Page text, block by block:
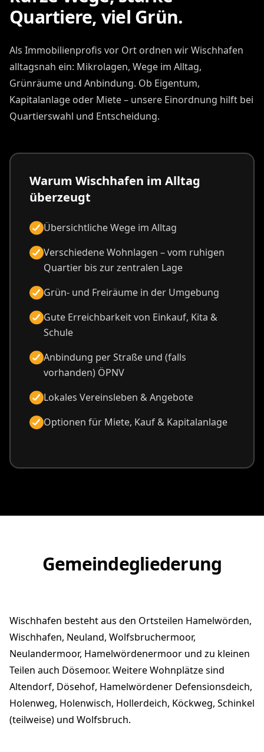
Quartiere, viel Grün.
Als Immobilienprofis vor Ort ordnen wir Wischhafen
alltagsnah ein: Mikrolagen, Wege im Alltag,
Grünräume und Anbindung. Ob Eigentum,
Kapitalanlage oder Miete – unsere Einordnung hilft bei
Quartierswahl und Entscheidung.
Warum Wischhafen im Alltag
überzeugt
Übersichtliche Wege im Alltag
Verschiedene Wohnlagen – vom ruhigen
Quartier bis zur zentralen Lage
Grün- und Freiräume in der Umgebung
Gute Erreichbarkeit von Einkauf, Kita &
Schule
Anbindung per Straße und (falls
vorhanden) ÖPNV
Lokales Vereinsleben & Angebote
Optionen für Miete, Kauf & Kapitalanlage
Gemeindegliederung
Wischhafen besteht aus den Ortsteilen Hamelwörden,
Wischhafen, Neuland, Wolfsbruchermoor,
Neulandermoor, Hamelwördenermoor und zu kleinen
Teilen auch Dösemoor. Weitere Wohnplätze sind
Altendorf, Dösehof, Hamelwördener Defensionsdeich,
Holenweg, Holenwisch, Hollerdeich, Köckweg, Schinkel
(teilweise) und Wolfsbruch.